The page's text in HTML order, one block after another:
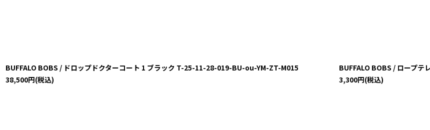
BUFFALO BOBS / ドロップドクターコート 1 ブラック T-25-11-28-019-BU-ou-YM-ZT-M015
38,500円(税込)
BUFFALO BOBS / ロープ
3,300円(税込)